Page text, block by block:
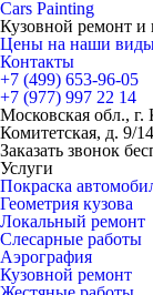
Cars Painting
Кузовной ремонт и
Цены на наши виды
Контакты
+7 (499) 653-96-05
+7 (977) 997 22 14
Московская обл.,
Комитетская, д. 9/14
Заказать звонок
Услуги
Покраска
Геометрия кузова
Локальный ремонт
Слесарные работы
Аэрография
Кузовной ремонт